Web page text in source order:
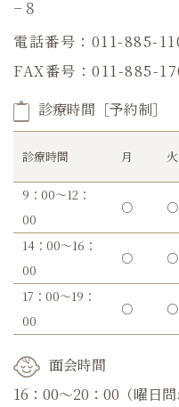
−８
電話番号：011-885-
FAX番号：011-885-
診療時間［予約制］
診療時間 月 火
9：00～12：
00
○ ○
14：00～16：
00
○ ○
17：00～19：
00
○ ○
面会時間
16：00～20：00（曜日問